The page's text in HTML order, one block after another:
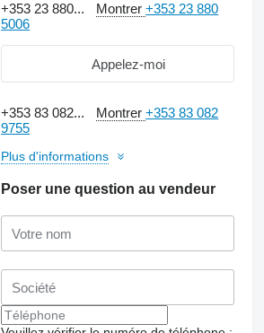
+353 23 880... Montrer+353 23 880
5006
Appelez-moi
+353 83 082... Montrer+353 83 082
9755
Plus d'informations
Poser une question au vendeur